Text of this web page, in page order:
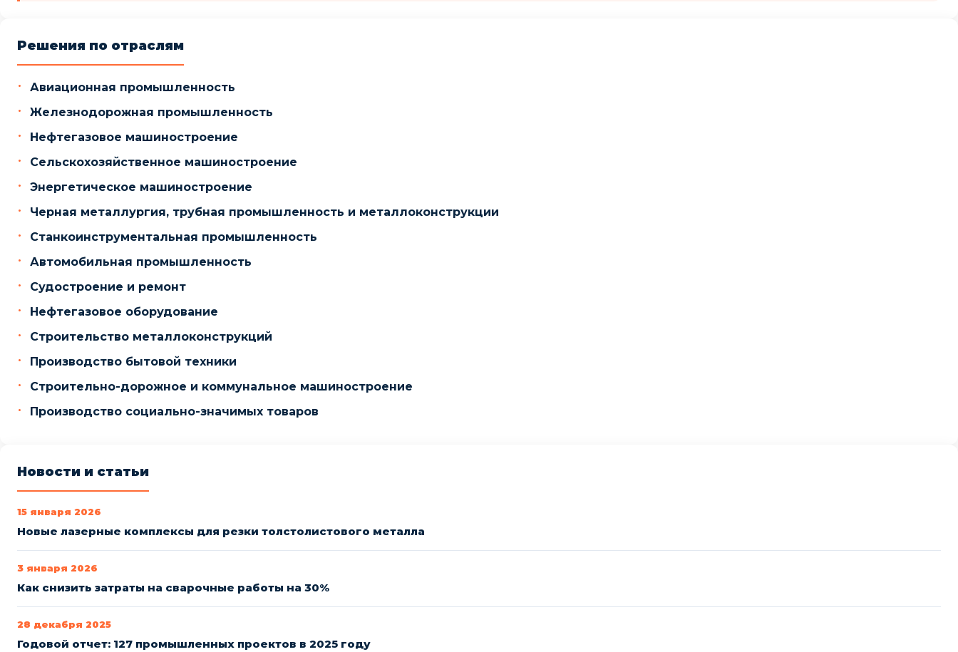
Решения по отраслям
Авиационная промышленность
Железнодорожная промышленность
Нефтегазовое машиностроение
Сельскохозяйственное машиностроение
Энергетическое машиностроение
Черная металлургия, трубная промышленность и металлоконструкции
Станкоинструментальная промышленность
Автомобильная промышленность
Судостроение и ремонт
Нефтегазовое оборудование
Строительство металлоконструкций
Производство бытовой техники
Строительно-дорожное и коммунальное машиностроение
Производство социально-значимых товаров
Новости и статьи
15 января 2026
Новые лазерные комплексы для резки толстолистового металла
3 января 2026
Как снизить затраты на сварочные работы на 30%
28 декабря 2025
Годовой отчет: 127 промышленных проектов в 2025 году